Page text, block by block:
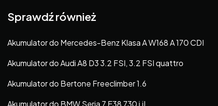
Sprawdź również
Akumulator do Mercedes-Benz Klasa A W168 A 170 CDI
Akumulator do Audi A8 D3 3.2 FSI, 3.2 FSI quattro
Akumulator do Bertone Freeclimber 1.6
Akumulator do BMW Seria 7 E38 730 i,iL